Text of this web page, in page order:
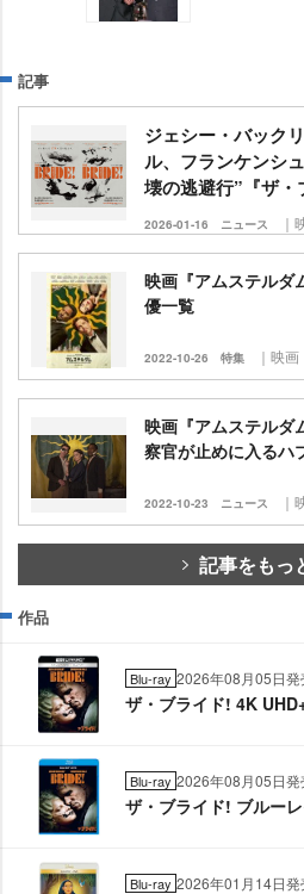
記事
ジェシー・バック
ル、フランケンシ
壊の逃避行”『ザ
2026-01-16 ニュース ｜
映画『アムステルダ
優一覧
2022-10-26 特集 ｜映画
映画『アムステルダ
察官が止めに入るハ
2022-10-23 ニュース ｜
記事をもっ
作品
Blu-ray 2026年08月05日発
ザ・ブライド! 4K
Blu-ray 2026年08月05日発
ザ・ブライド! ブルー
Blu-ray 2026年01月14日発